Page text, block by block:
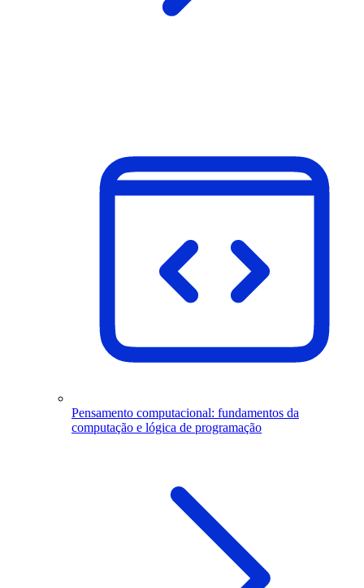
Pensamento computacional: fundamentos da
computação e lógica de programação